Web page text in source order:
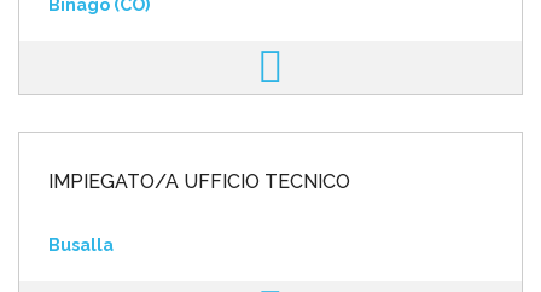
IMPIEGATO/A UFFICIO TECNICO
Busalla